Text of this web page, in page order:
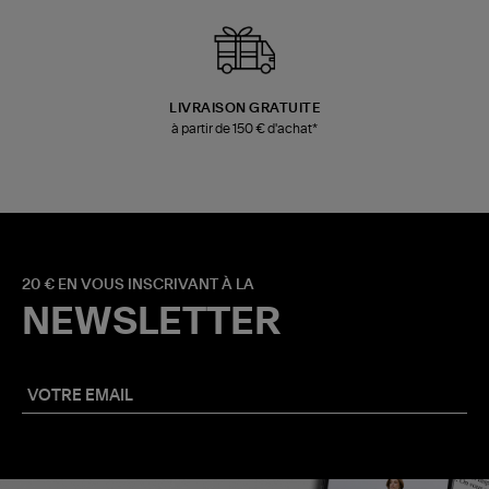
LIVRAISON GRATUITE
à partir de 150 € d'achat*
20 € EN VOUS INSCRIVANT À LA
NEWSLETTER